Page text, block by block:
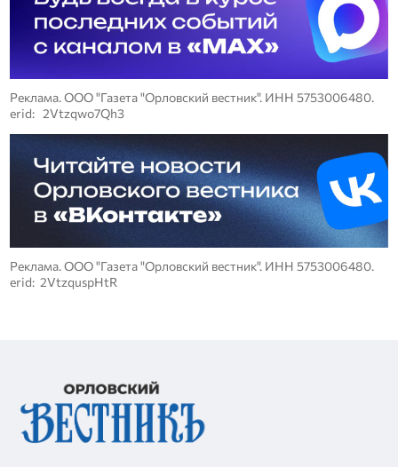
Реклама. ООО "Газета "Орловский вестник". ИНН 5753006480.
erid: 2Vtzqwo7Qh3
Реклама. ООО "Газета "Орловский вестник". ИНН 5753006480.
erid: 2VtzquspHtR